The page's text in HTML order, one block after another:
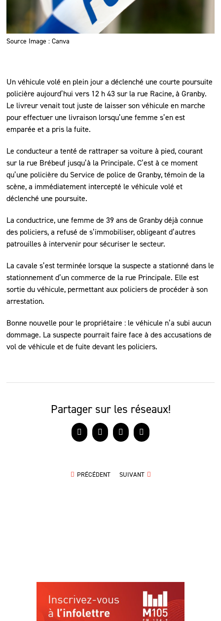
Source Image : Canva
Un véhicule volé en plein jour a déclenché une courte poursuite
policière aujourd’hui vers 12 h 43 sur la rue Racine, à Granby.
Le livreur venait tout juste de laisser son véhicule en marche
pour effectuer une livraison lorsqu’une femme s’en est
emparée et a pris la fuite.
Le conducteur a tenté de rattraper sa voiture à pied, courant
sur la rue Brébeuf jusqu’à la Principale. C’est à ce moment
qu’une policière du Service de police de Granby, témoin de la
scène, a immédiatement intercepté le véhicule volé et
déclenché une poursuite.
La conductrice, une femme de 39 ans de Granby déjà connue
des policiers, a refusé de s’immobiliser, obligeant d’autres
patrouilles à intervenir pour sécuriser le secteur.
La cavale s’est terminée lorsque la suspecte a stationné dans le
stationnement d’un commerce de la rue Principale. Elle est
sortie du véhicule, permettant aux policiers de procéder à son
arrestation.
Bonne nouvelle pour le propriétaire : le véhicule n’a subi aucun
dommage. La suspecte pourrait faire face à des accusations de
vol de véhicule et de fuite devant les policiers.
Partager sur les réseaux!
Facebook
X LinkedInCourriel
PRÉCÉDENT SUIVANT